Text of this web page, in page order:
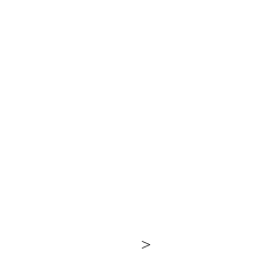
>